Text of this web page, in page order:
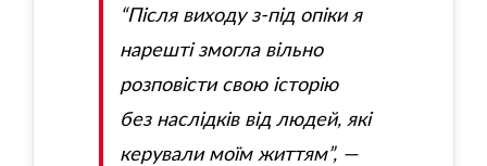
“Після виходу з-під опіки я
нарешті змогла вільно
розповісти свою історію
без наслідків від людей, які
керували моїм життям”, —